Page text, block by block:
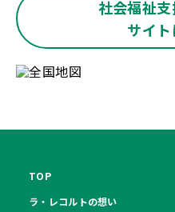
社会福祉
サイ
TOP
ラ・レコルトの想い